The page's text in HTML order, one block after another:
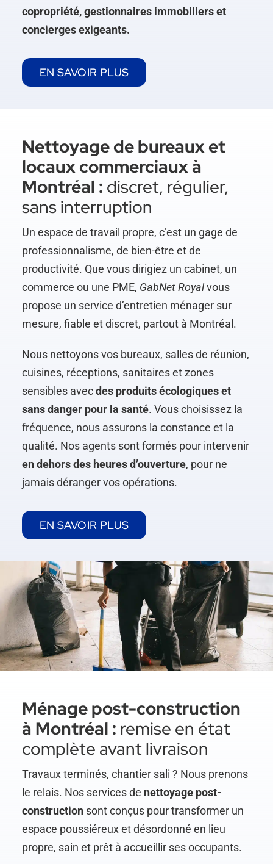
copropriété, gestionnaires immobiliers et
concierges exigeants.
EN SAVOIR PLUS
Nettoyage de bureaux et
locaux commerciaux à
Montréal : discret, régulier,
sans interruption
Un espace de travail propre, c’est un gage de
professionnalisme, de bien-être et de
productivité. Que vous dirigiez un cabinet, un
commerce ou une PME, GabNet Royalvous
propose un service d’entretien ménager sur
mesure, fiable et discret, partout à Montréal.
Nous nettoyons vos bureaux, salles de réunion,
cuisines, réceptions, sanitaires et zones
sensibles avecdes produits écologiques et
sans danger pour la santé. Vous choisissez la
fréquence, nous assurons la constance et la
qualité. Nos agents sont formés pour intervenir
en dehors des heures d’ouverture, pour ne
jamais déranger vos opérations.
EN SAVOIR PLUS
Ménage post-construction
à Montréal : remise en état
complète avant livraison
Travaux terminés, chantier sali ? Nous prenons
le relais. Nos services de nettoyage post-
constructionsont conçus pour transformer un
espace poussiéreux et désordonné en lieu
propre, sain et prêt à accueillir ses occupants.